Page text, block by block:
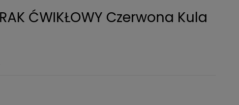
ĆWIKŁOWY Czerwona Kula